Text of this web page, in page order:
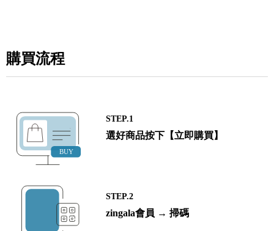
購買流程
STEP.1
選好商品按下【立即購買】
STEP.2
zingala會員 → 掃碼